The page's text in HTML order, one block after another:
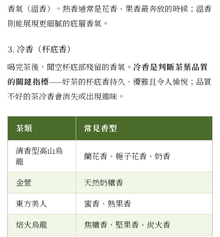
香氣（溫香）。熱香通常是花香、果香最奔放的時候；溫香
則能展現更細膩的底層香氣。
3. 冷香（杯底香）
喝完茶後，聞空杯底部殘留的香氣。 冷香是判斷茶葉品質
的關鍵指標——好茶的杯底香持久、優雅且令人愉悅；品質
不好的茶冷香會消失或出現雜味。
茶類
常見香型
清香型高山烏
龍
蘭花香、梔子花香、奶香
金萱
天然奶糖香
東方美人
蜜香、熟果香
焙火烏龍
焦糖香、堅果香、炭火香